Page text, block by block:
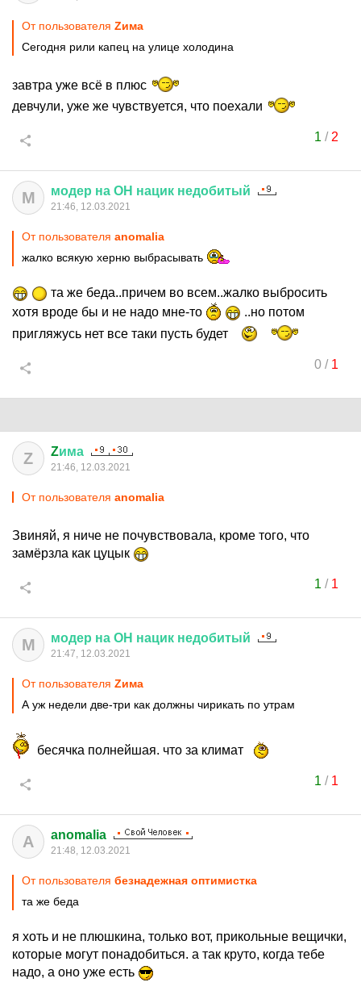
От пользователя Zима
Сегодня рили капец на улице холодина
завтра уже всё в плюс
девчули, уже же чувствуется, что поехали
1 / 2
М модер на ОН нацик недобитый
21:46, 12.03.2021
От пользователя anomalia
жалко всякую херню выбрасывать
та же беда..причем во всем..жалко выбросить
хотя вроде бы и не надо мне-то
..но потом
пригляжусь нет все таки пусть будет
0/ 1
Z Zима
21:46, 12.03.2021
От пользователя anomalia
Звиняй, я ниче не почувствовала, кроме того, что
замёрзла как цуцык
1 / 1
М модер на ОН нацик недобитый
21:47, 12.03.2021
От пользователя Zима
А уж недели две-три как должны чирикать по утрам
бесячка полнейшая. что за климат
1 / 1
A anomalia
21:48, 12.03.2021
От пользователя безнадежная оптимистка
та же беда
я хоть и не плюшкина, только вот, прикольные вещички,
которые могут понадобиться. а так круто, когда тебе
надо, а оно уже есть